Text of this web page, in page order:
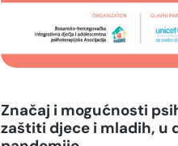
Značaj i mogućnosti
zaštiti djece i mladih, u